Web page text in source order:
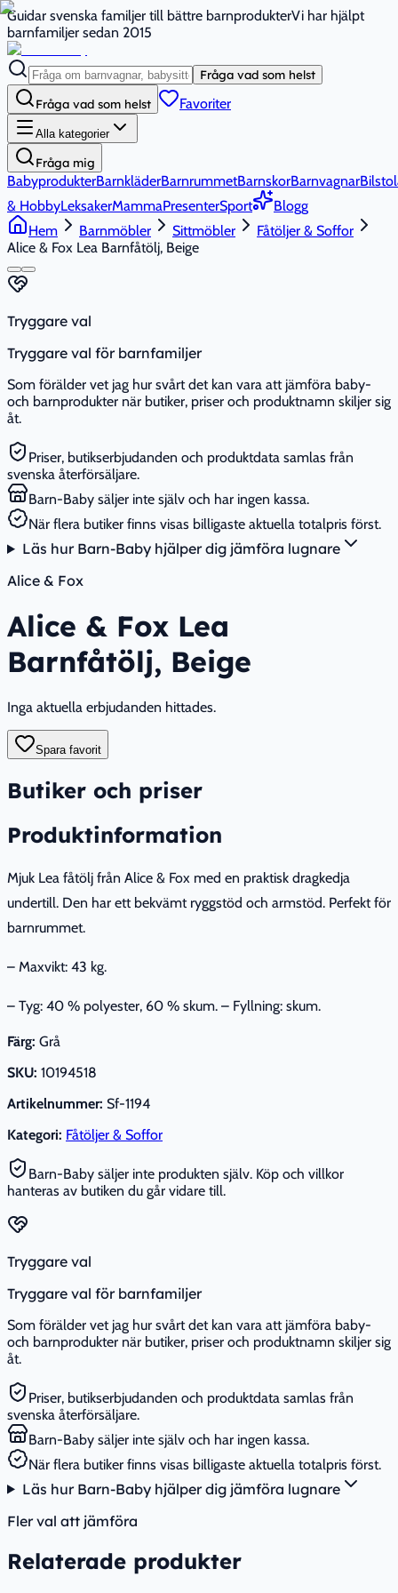
Guidar svenska familjer till bättre barnprodukterVi har hjälpt
barnfamiljer sedan 2015
Fråga vad som helst
Fråga vad som helst Favoriter
Alla kategorier
Fråga mig
BabyprodukterBarnkläderBarnrummetBarnskorBarnvagnar
& HobbyLeksakerMammaPresenterSport
Blogg
Hem
Barnmöbler Sittmöbler
Fåtöljer & Soffor
Alice & Fox Lea Barnfåtölj, Beige
Tryggare val
Tryggare val för barnfamiljer
Som förälder vet jag hur svårt det kan vara att jämföra baby-
och barnprodukter när butiker, priser och produktnamn skiljer sig
åt.
Priser, butikserbjudanden och produktdata samlas från
svenska återförsäljare.
Barn-Baby säljer inte själv och har ingen kassa.
När flera butiker finns visas billigaste aktuella totalpris först.
Läs hur Barn-Baby hjälper dig jämföra lugnare
Alice & Fox
Alice & Fox Lea
Barnfåtölj, Beige
Inga aktuella erbjudanden hittades.
Spara favorit
Butiker och priser
Produktinformation
Mjuk Lea fåtölj från Alice & Fox med en praktisk dragkedja
undertill. Den har ett bekvämt ryggstöd och armstöd. Perfekt för
barnrummet.
– Maxvikt: 43 kg.
– Tyg: 40 % polyester, 60 % skum. – Fyllning: skum.
Färg: Grå
SKU: 10194518
Artikelnummer: Sf-1194
Kategori: Fåtöljer & Soffor
Barn-Baby säljer inte produkten själv. Köp och villkor
hanteras av butiken du går vidare till.
Tryggare val
Tryggare val för barnfamiljer
Som förälder vet jag hur svårt det kan vara att jämföra baby-
och barnprodukter när butiker, priser och produktnamn skiljer sig
åt.
Priser, butikserbjudanden och produktdata samlas från
svenska återförsäljare.
Barn-Baby säljer inte själv och har ingen kassa.
När flera butiker finns visas billigaste aktuella totalpris först.
Läs hur Barn-Baby hjälper dig jämföra lugnare
Fler val att jämföra
Relaterade produkter